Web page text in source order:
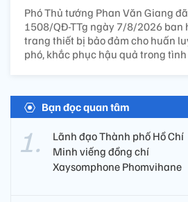
Phó Thủ tướng Phan Văn Giang
1508/QĐ-TTg ngày 7/8/2026 ban
trang thiết bị bảo đảm cho huấn
phó, khắc phục hậu quả trong
Bạn đọc quan tâm
Lãnh đạo Thành phố Hồ Chí
Minh viếng đồng chí
Xaysomphone Phomvihane